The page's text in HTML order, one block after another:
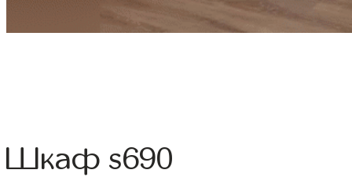
Шкаф s690